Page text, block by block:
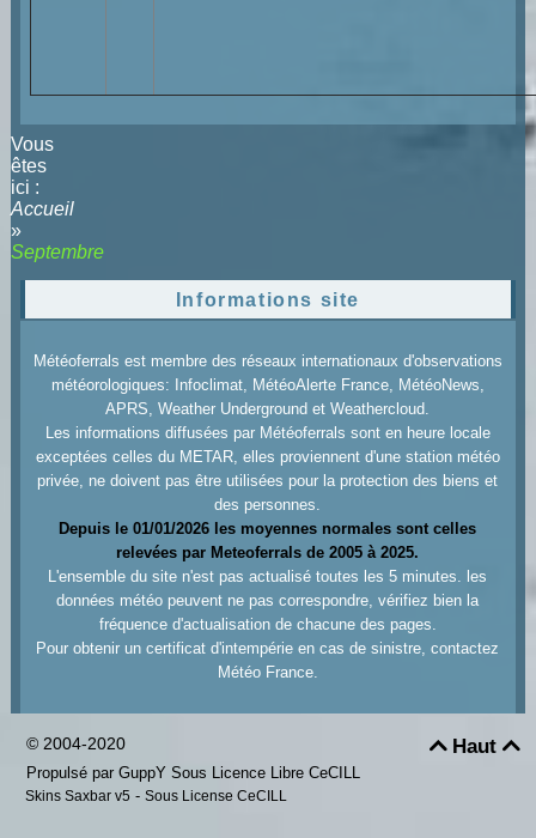
Vous
êtes
ici :
Accueil
»
Septembre
Informations site
Météoferrals est membre des réseaux internationaux d'observations
météorologiques: Infoclimat, MétéoAlerte France, MétéoNews,
APRS, Weather Underground et Weathercloud.
Les informations diffusées par Météoferrals sont en heure locale
exceptées celles du METAR, elles proviennent d'une station météo
privée, ne doivent pas être utilisées pour la protection des biens et
des personnes.
Depuis le 01/01/2026 les moyennes normales sont celles
relevées par Meteoferrals de 2005 à 2025.
L'ensemble du site n'est pas actualisé toutes les 5 minutes. les
données météo peuvent ne pas correspondre, vérifiez bien la
fréquence d'actualisation de chacune des pages.
Pour obtenir un certificat d'intempérie en cas de sinistre, contactez
Météo France.
Haut
© 2004-2020
Propulsé par GuppY Sous Licence Libre CeCILL
Skins Saxbar v5 - Sous License CeCILL